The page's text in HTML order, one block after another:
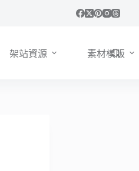
架站資源 素材模版